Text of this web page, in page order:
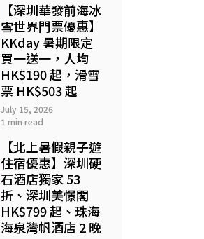
【深圳華發前海冰
雪世界門票優惠】
KKday 暑期限定
買一送一，人均
HK$190 起，滑雪
票 HK$503 起
July 15, 2026
1 min read
【北上暑假親子遊
住宿優惠】深圳硬
石酒店獨家 53
折、深圳美憬閣
HK$799 起、珠海
海泉灣帆酒店 2 晚